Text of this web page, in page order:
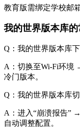
教育版需绑定学校邮
我的世界版本库
Q：我的世界版本库
A：切换至Wi-Fi环境
冷门版本。
Q：我的世界版本库
A：进入“崩溃报告”
自动调整配置。